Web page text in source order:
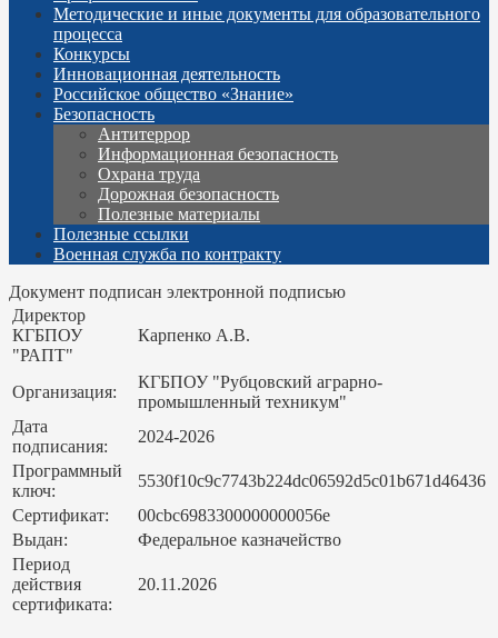
Методические и иные документы для образовательного
процесса
Конкурсы
Инновационная деятельность
Российское общество «Знание»
Безопасность
Антитеррор
Информационная безопасность
Охрана труда
Дорожная безопасность
Полезные материалы
Полезные ссылки
Военная служба по контракту
Документ подписан электронной подписью
Директор
КГБПОУ
"РАПТ"
Карпенко А.В.
Организация:
КГБПОУ "Рубцовский аграрно-
промышленный техникум"
Дата
подписания:
2024-2026
Программный
ключ:
5530f10c9c7743b224dc06592d5c01b671d46436
Сертификат:
00cbc6983300000000056e
Выдан:
Федеральное казначейство
Период
действия
сертификата:
20.11.2026